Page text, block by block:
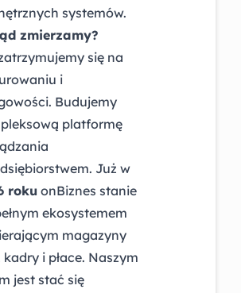
systemów.
zmierzamy?
się na
i
Budujemy
platformę
Już w
roku onBiznes stanie
ekosystemem
magazyny
kadry i płace. Naszym
jest stać się